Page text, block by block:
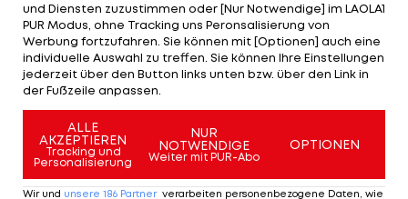
KOMMENTARE
und Diensten zuzustimmen oder [Nur Notwendige] im LAOLA1
PUR Modus, ohne Tracking uns Peronsalisierung von
Werbung fortzufahren. Sie können mit [Optionen] auch eine
individuelle Auswahl zu treffen. Sie können Ihre Einstellungen
jederzeit über den Button links unten bzw. über den Link in
der Fußzeile anpassen.
ALLE
AKZEPTIEREN
Tracking und
Personalisierung
NUR
NOTWENDIGE
Weiter mit PUR-Abo
OPTIONEN
Wir und unsere 186 Partner verarbeiten personenbezogene Daten, wie